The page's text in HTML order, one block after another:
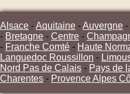
Alsace -Aquitaine -Auvergne -
- Bretagne - Centre -
- Franche Comté - Haute
Languedoc Roussillon -
Nord Pas de Calais - Pays de
Charentes - Provence Alpes